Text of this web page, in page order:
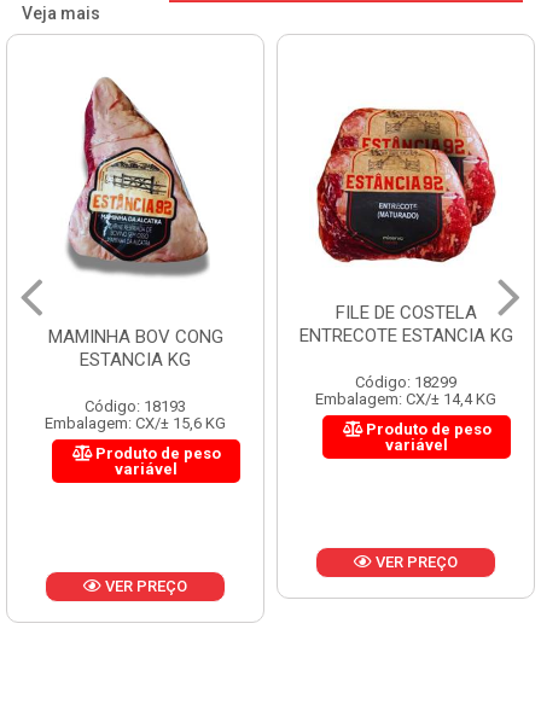
Veja mais
MAMINHA BOV CONG
ESTANCIA KG
Código: 18193
Embalagem: CX/± 15,6 KG
Produto de peso
variável
VER PREÇO
FILE DE COSTELA
ENTRECOTE ESTANCIA KG
Código: 18299
Embalagem: CX/± 14,4 KG
Produto de peso
variável
VER PREÇO